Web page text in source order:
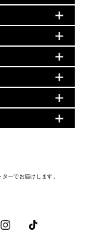
ズ除く)
)
ーでお届けします。